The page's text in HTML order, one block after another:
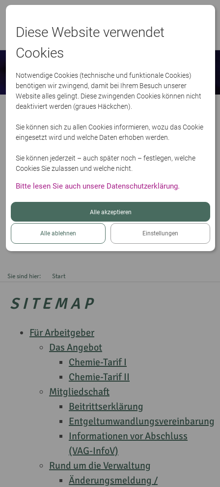
FÜR ARBEITNEHMER
SERVICE
WIR ÜBER UNS
Sie sind hier: Start
S I T E M A P
Für Arbeitgeber
Das Angebot
Chemie-Tarif I
Chemie-Tarif II
Mitgliedschaft
Beitrittserklärung
Entgeltumwandlungsvereinbarung
Informationen vor Abschluss
(VAG-InfoV)
Rund um die Verwaltung
Änderungsmeldung /
Diese Website verwendet
Cookies
Notwendige Cookies (technische und funktionale Cookies)
benötigen wir zwingend, damit bei Ihrem Besuch unserer
Website alles gelingt. Diese zwingenden Cookies können nicht
deaktiviert werden (graues Häckchen).
Sie können sich zu allen Cookies informieren, wozu das Cookie
eingesetzt wird und welche Daten erhoben werden.
Sie können jederzeit – auch später noch – festlegen, welche
Cookies Sie zulassen und welche nicht.
Bitte lesen Sie auch unsere Datenschutzerklärung.
Alle akzeptieren
Alle ablehnen Einstellungen